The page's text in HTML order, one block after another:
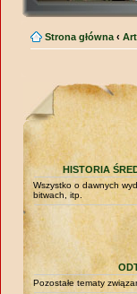
Strona główna ‹
HISTORIA
Wszystko o dawnych
bitwach, itp.
Pozostałe tematy